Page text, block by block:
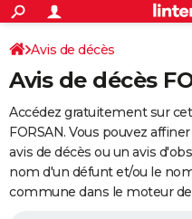
ACTUALITÉS
Politique
Société
Faits Divers
Education
Monde
Villes
+
SPORT
Coupe du monde 2026
Football
Tennis
Cyclisme
Rugby
Forum
Programme TV
TNT
Streaming
Cinéma
Sorties cinéma
Musique
+
FINANCE
Retraite
Epargne
Immobilier
Risques naturels par ville
Banque
Assurance
AUTO
Essais
Réserver un essai
Citadines
Berlines
SUV
Forum auto
+
Avis de décès
Avis de décès
Accédez gratuitement sur
FORSAN. Vous pouvez
avis de décès ou un avis
nom d'un défunt et/ou le
commune dans le moteur